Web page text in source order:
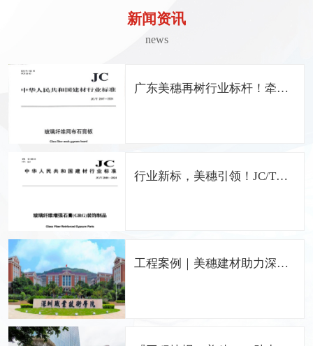
新闻资讯
news
广东美穗再树行业标杆！牵头
行业新标，美穗引领！JC/T
工程案例｜美穗建材助力深圳